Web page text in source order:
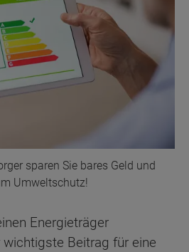
sparen Sie bares Geld und
Umweltschutz!
Energieträger
Beitrag für eine